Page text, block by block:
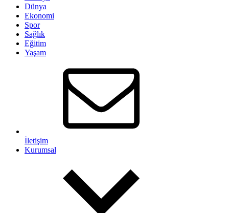
Dünya
Ekonomi
Spor
Sağlık
Eğitim
Yaşam
İletişim
Kurumsal